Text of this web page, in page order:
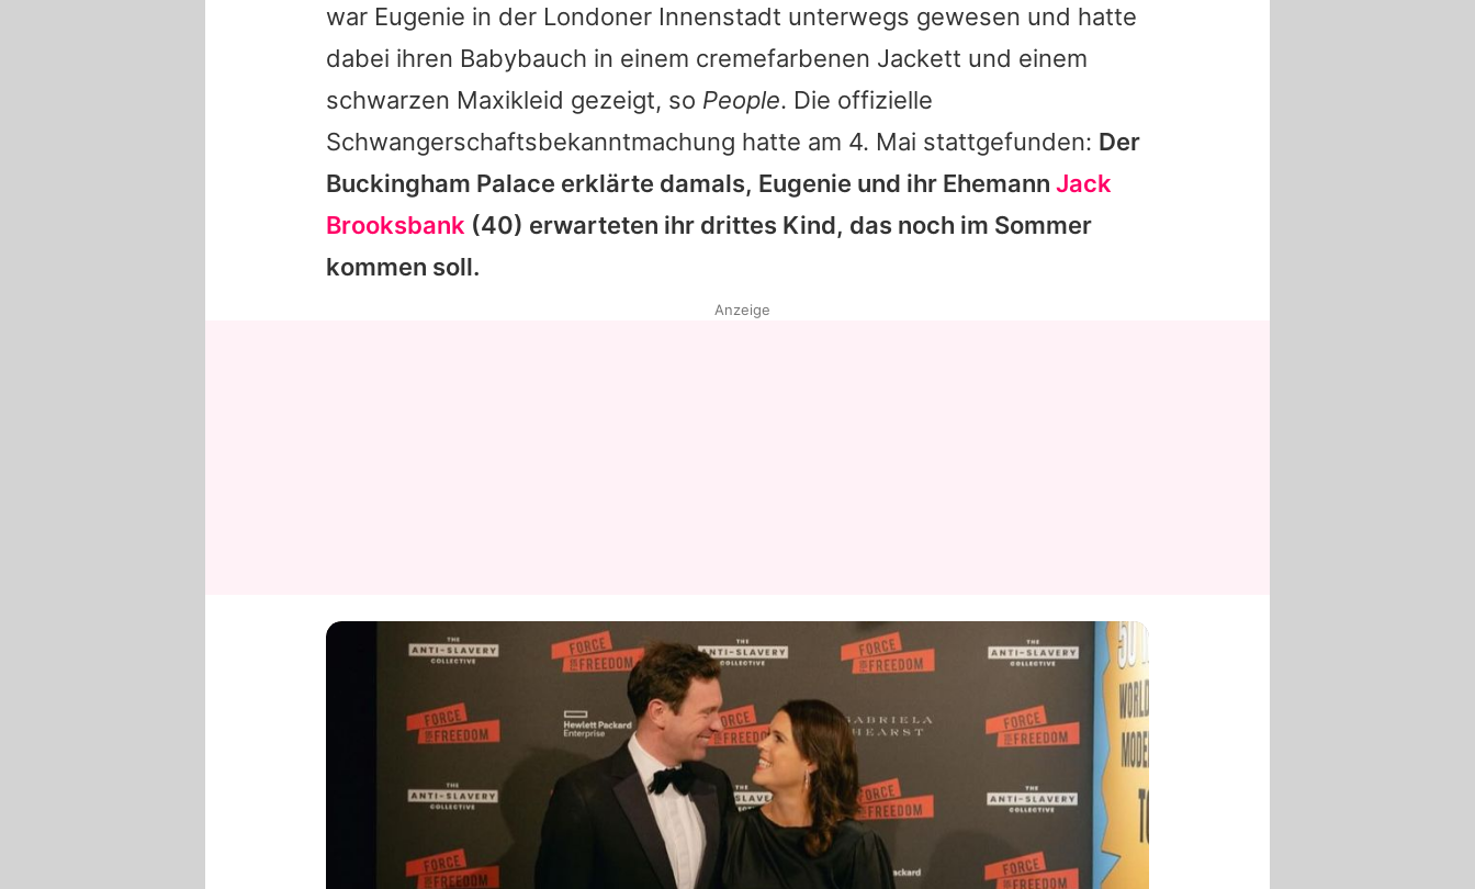
war Eugenie in der Londoner Innenstadt unterwegs gewesen und hatte
dabei ihren Babybauch in einem cremefarbenen Jackett und einem
schwarzen Maxikleid gezeigt, so People. Die offizielle
Schwangerschaftsbekanntmachung hatte am 4. Mai stattgefunden: Der
Buckingham Palace erklärte damals, Eugenie und ihr Ehemann Jack
Brooksbank (40) erwarteten ihr drittes Kind, das noch im Sommer
kommen soll.
Anzeige